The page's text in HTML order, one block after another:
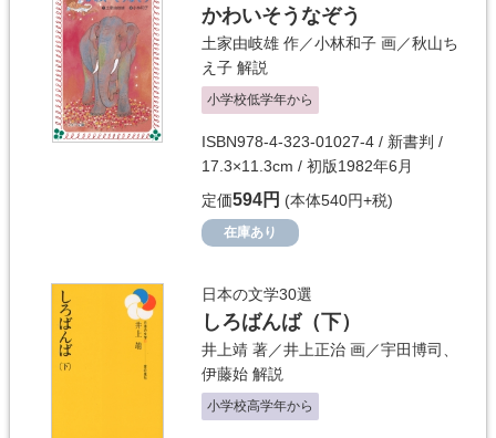
かわいそうなぞう
土家由岐雄 作／小林和子 画／秋山ち
え子 解説
小学校低学年から
ISBN978-4-323-01027-4 / 新書判 /
17.3×11.3cm / 初版1982年6月
定価594円 (本体540円+税)
在庫あり
日本の文学30選
しろばんば（下）
井上靖 著／井上正治 画／宇田博司
伊藤始 解説
小学校高学年から